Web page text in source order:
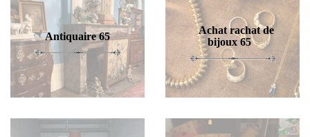
Antiquaire 65
Achat rachat de
bijoux 65